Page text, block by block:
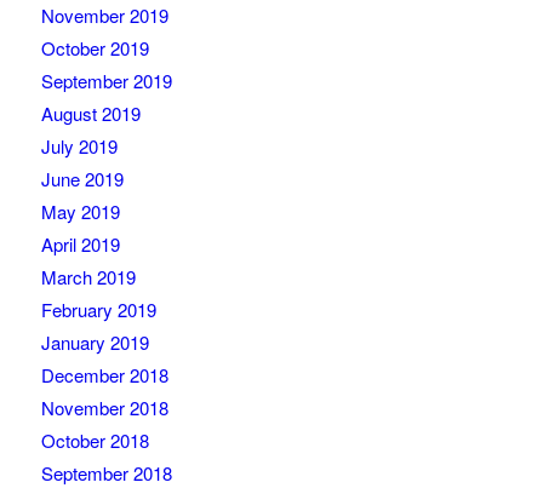
November 2019
October 2019
September 2019
August 2019
July 2019
June 2019
May 2019
April 2019
March 2019
February 2019
January 2019
December 2018
November 2018
October 2018
September 2018